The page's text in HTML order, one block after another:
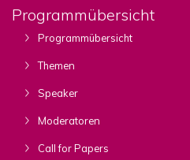
Programmübersicht
Programmübersicht
Themen
Speaker
Moderatoren
Call for Papers